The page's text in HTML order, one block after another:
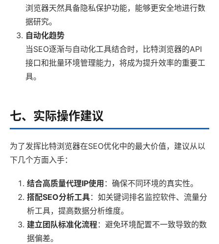
浏览器天然具备隐私保护功能，能够更安全地进行数
据研究。
自动化趋势
当SEO逐渐与自动化工具结合时，比特浏览器的API
接口和批量环境管理能力，将成为提升效率的重要工
具。
七、实际操作建议
为了发挥比特浏览器在SEO优化中的最大价值，建议从以
下几个方面入手：
结合高质量代理IP使用 ：确保不同环境的真实性。
搭配SEO分析工具：如关键词排名监控软件、流量分
析工具，提高数据分析维度。
建立团队标准化流程：避免环境配置不一致导致的数
据偏差。